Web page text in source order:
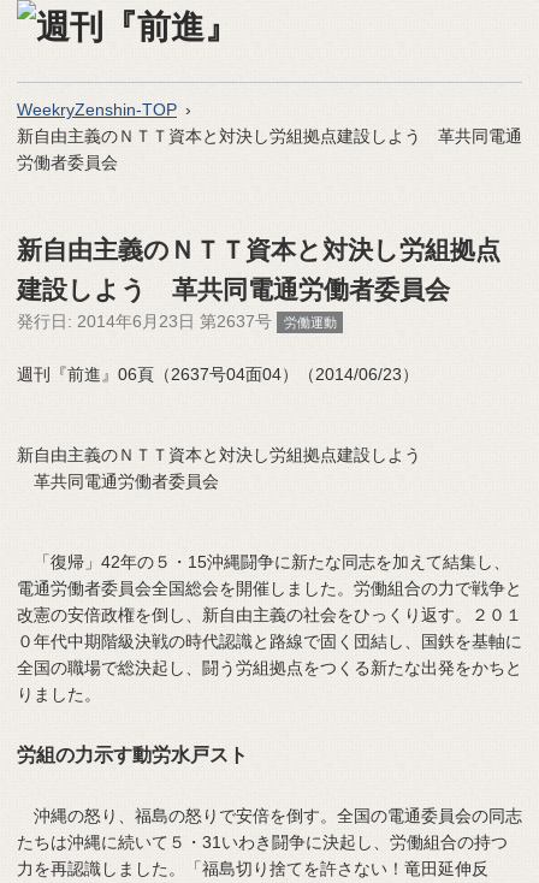
WeekryZenshin-TOP
新自由主義のＮＴＴ資本と対決し労組拠点建設しよう 革共同電通
労働者委員会
新自由主義のＮＴＴ資本と対決し労組拠点
建設しよう 革共同電通労働者委員会
発行日: 2014年6月23日 第2637号 労働運動
週刊『前進』06頁（2637号04面04）（2014/06/23）
新自由主義のＮＴＴ資本と対決し労組拠点建設しよう
革共同電通労働者委員会
「復帰」42年の５・15沖縄闘争に新たな同志を加えて結集し、
電通労働者委員会全国総会を開催しました。労働組合の力で戦争と
改憲の安倍政権を倒し、新自由主義の社会をひっくり返す。２０１
０年代中期階級決戦の時代認識と路線で固く団結し、国鉄を基軸に
全国の職場で総決起し、闘う労組拠点をつくる新たな出発をかちと
りました。
労組の力示す動労水戸スト
沖縄の怒り、福島の怒りで安倍を倒す。全国の電通委員会の同志
たちは沖縄に続いて５・31いわき闘争に決起し、労働組合の持つ
力を再認識しました。「福島切り捨てを許さない！竜田延伸反